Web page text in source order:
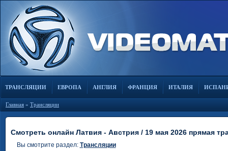
ТРАНСЛЯЦИИ ЕВРОПА АНГЛИЯ ФРАНЦИЯ ИТАЛИЯ
Главная » Трансляции
Смотреть онлайн Латвия - Австрия / 19 мая 2026 прямая
Вы смотрите раздел: Трансляции